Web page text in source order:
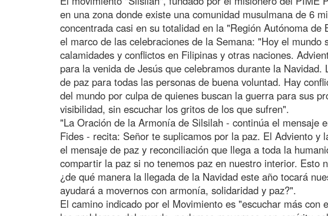
en una zona donde existe una comunidad musulmana de 6
concentrada casi en su totalidad en la "Región Autónoma de
el marco de las celebraciones de la Semana: "Hoy el mundo
calamidades y conflictos en Filipinas y otras naciones.
para la venida de Jesús que celebramos durante la Navidad.
de paz para todas las personas de buena voluntad. Hay
del mundo por culpa de quienes buscan la guerra para sus
visibilidad, sin escuchar los gritos de los que sufren".
"La Oración de la Armonía de Silsilah - continúa el mensaje
Fides - recita: Señor te suplicamos por la paz. El Adviento y
el mensaje de paz y reconciliación que llega a toda la
compartir la paz si no tenemos paz en nuestro interior. Esto
¿de qué manera la llegada de la Navidad este año tocará
ayudará a movernos con armonía, solidaridad y paz?".
El camino indicado por el Movimiento es "escuchar más con